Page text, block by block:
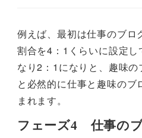
例えば、最初は仕事のブロ
割合を4：1くらいに設定
なり2：1になりと、趣味
と必然的に仕事と趣味のブ
まれます。
フェーズ4 仕事の